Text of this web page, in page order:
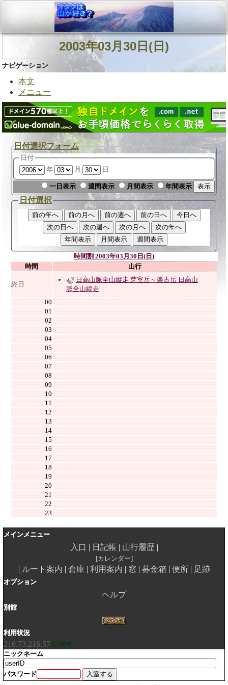
2003年03月30日(日)
ナビゲーション
本文
メニュー
日付選択フォーム
日付
年
月 日
一日表示 週間表示 月間表示 年間表示
日付選択
時間割 2003年03月30日(日)
時間
山行
終日
日高山脈全山縦走 芽室岳～楽古岳 日高山
脈全山縦走
00
01
02
03
04
05
06
07
08
09
10
11
12
13
14
15
16
17
18
19
20
21
22
23
メインメニュー
入口 日記帳 山行履歴
カレンダー
ルート案内 倉庫 利用案内 窓 募金箱 便所 足跡
オプション
ヘルプ
別館
利用状況
216.73.216.57 訪問者
ニックネーム
パスワード